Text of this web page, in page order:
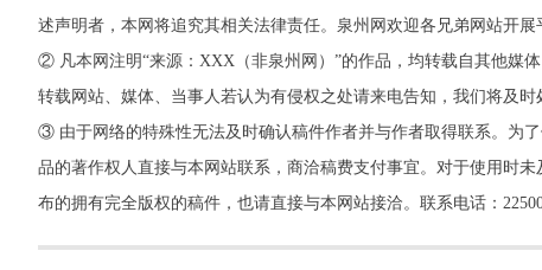
述声明者，本网将追究其相关法律责任。泉州网欢迎各兄弟网站开展
② 凡本网注明“来源：XXX（非泉州网）”的作品，均转载自其他媒
转载网站、媒体、当事人若认为有侵权之处请来电告知，我们将及时
③ 由于网络的特殊性无法及时确认稿件作者并与作者取得联系。为
品的著作权人直接与本网站联系，商洽稿费支付事宜。对于使用时
布的拥有完全版权的稿件，也请直接与本网站接洽。联系电话：